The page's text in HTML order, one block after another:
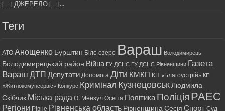
[…] ДЖЕРЕЛО […]...
Теги
АТО Анощенко Бурштин Біле озеро Вараш Володимирець
Володимирецький район Війна ГУ ДСНС ГУ ДСНС Рівненщини Газета
Вараш ДТП Депутати Допомога Діти КМКП КП «Благоустрій» КП
«Житлокомунсервіс» Конкурс Кримінал Кузнецовськ Людмила
Скібчик Міська рада О. Мензул Освіта ПолітикаПоліція РАЕС
Регіони Рівне Рівненська область Рівненщина Сесія Спорт Суд